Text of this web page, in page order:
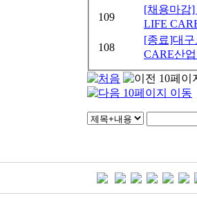
109
[채용마감
LIFE
108
[종료]대
CARE산